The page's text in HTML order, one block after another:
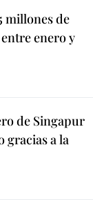
millones de
enero y
de Singapur
gracias a la